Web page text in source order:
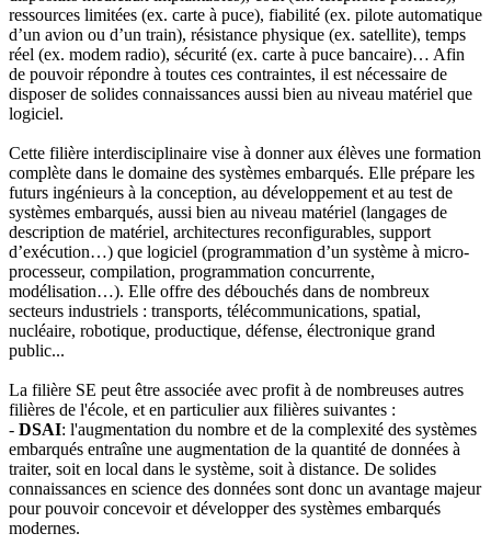
ressources limitées (ex. carte à puce), fiabilité (ex. pilote automatique
d’un avion ou d’un train), résistance physique (ex. satellite), temps
réel (ex. modem radio), sécurité (ex. carte à puce bancaire)… Afin
de pouvoir répondre à toutes ces contraintes, il est nécessaire de
disposer de solides connaissances aussi bien au niveau matériel que
logiciel.
Cette filière interdisciplinaire vise à donner aux élèves une formation
complète dans le domaine des systèmes embarqués. Elle prépare les
futurs ingénieurs à la conception, au développement et au test de
systèmes embarqués, aussi bien au niveau matériel (langages de
description de matériel, architectures reconfigurables, support
d’exécution…) que logiciel (programmation d’un système à micro-
processeur, compilation, programmation concurrente,
modélisation…). Elle offre des débouchés dans de nombreux
secteurs industriels : transports, télécommunications, spatial,
nucléaire, robotique, productique, défense, électronique grand
public...
La filière SE peut être associée avec profit à de nombreuses autres
filières de l'école, et en particulier aux filières suivantes :
- DSAI: l'augmentation du nombre et de la complexité des systèmes
embarqués entraîne une augmentation de la quantité de données à
traiter, soit en local dans le système, soit à distance. De solides
connaissances en science des données sont donc un avantage majeur
pour pouvoir concevoir et développer des systèmes embarqués
modernes.